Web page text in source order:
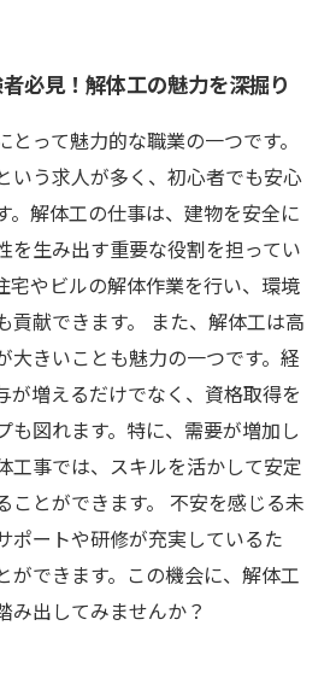
必見！解体工の魅力を深掘り
って魅力的な職業の一つです。
いう求人が多く、初心者でも安心
。解体工の仕事は、建物を安全に
を生み出す重要な役割を担ってい
宅やビルの解体作業を行い、環境
貢献できます。 また、解体工は高
大きいことも魅力の一つです。経
が増えるだけでなく、資格取得を
も図れます。特に、需要が増加し
工事では、スキルを活かして安定
ことができます。 不安を感じる未
ポートや研修が充実しているた
ができます。この機会に、解体工
み出してみませんか？